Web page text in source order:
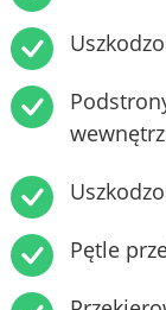
Pętle